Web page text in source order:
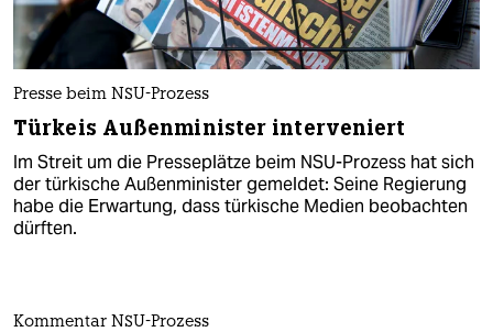
Presse beim NSU-Prozess
Türkeis Außenminister interveniert
Im Streit um die Presseplätze beim NSU-Prozess hat sich
der türkische Außenminister gemeldet: Seine Regierung
habe die Erwartung, dass türkische Medien beobachten
dürften.
Kommentar NSU-Prozess